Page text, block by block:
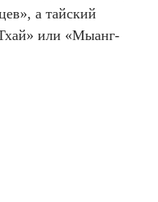
а тайский
или «Мыанг-